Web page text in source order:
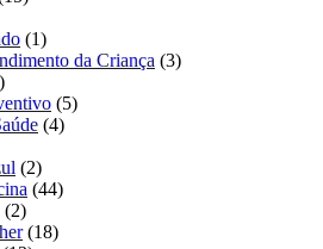
(1)
da Criança (3)
(5)
(4)
(2)
(44)
(2)
(18)